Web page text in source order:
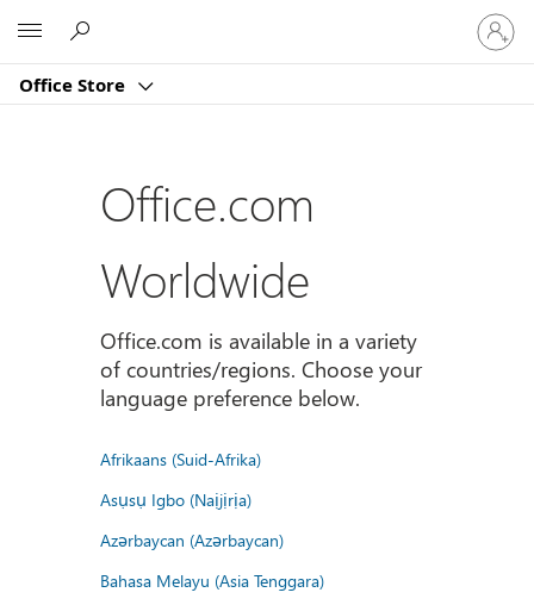
Office Store
Sign
in
to
account
Office.com
Worldwide
Office.com is available in a variety
of countries/regions. Choose your
language preference below.
Afrikaans (Suid-Afrika)
Asụsụ Igbo (Naịjịrịa)
Azərbaycan (Azərbaycan)
Bahasa Melayu (Asia Tenggara)